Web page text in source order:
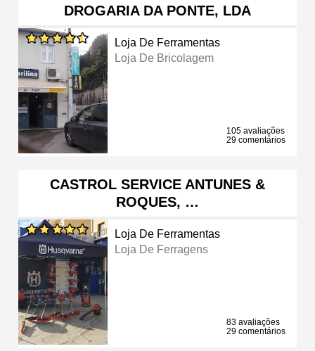
DROGARIA DA PONTE, LDA
Loja De Ferramentas
Loja De Bricolagem
105 avaliações
29 comentários
CASTROL SERVICE ANTUNES &
ROQUES, …
Loja De Ferramentas
Loja De Ferragens
83 avaliações
29 comentários